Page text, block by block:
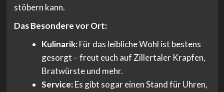
stöbern kann.
Das Besondere vor Ort:
Kulinarik:Für das leibliche Wohl ist bestens
gesorgt – freut euch auf Zillertaler Krapfen,
Bratwürste und mehr.
Service:Es gibt sogar einen Stand für Uhren,